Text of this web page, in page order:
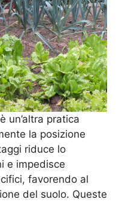
un’altra pratica
la posizione
riduce lo
e impedisce
favorendo al
del suolo. Queste